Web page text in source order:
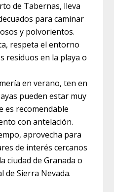
de Tabernas, lleva
para caminar
y polvorientos.
respeta el entorno
residuos en la playa o
en verano, ten en
pueden estar muy
es recomendable
con antelación.
aprovecha para
de interés cercanos
ciudad de Granada o
de Sierra Nevada.